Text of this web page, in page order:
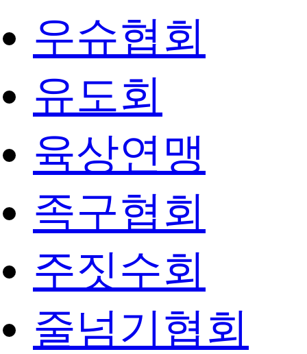
우슈협회
유도회
육상연맹
족구협회
주짓수회
줄넘기협회